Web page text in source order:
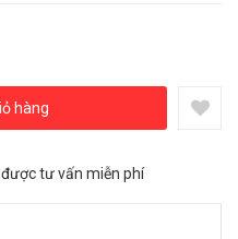
hàng
tư vấn miễn phí